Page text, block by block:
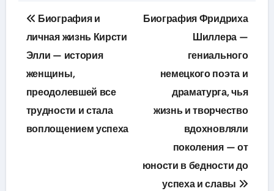
Навигация
по
записям
Биография и
личная жизнь Кирсти
Элли — история
женщины,
преодолевшей все
трудности и стала
воплощением успеха
Биография Фридриха
Шиллера —
гениального
немецкого поэта и
драматурга, чья
жизнь и творчество
вдохновляли
поколения — от
юности в бедности до
успеха и славы